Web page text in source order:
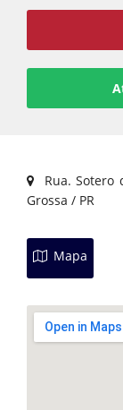
Rua. Sotero
Grossa / PR
Mapa